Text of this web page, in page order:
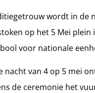
wordt in de
op het 5 Mei plein
voor nationale
nacht van 4 op 5 mei
de ceremonie het